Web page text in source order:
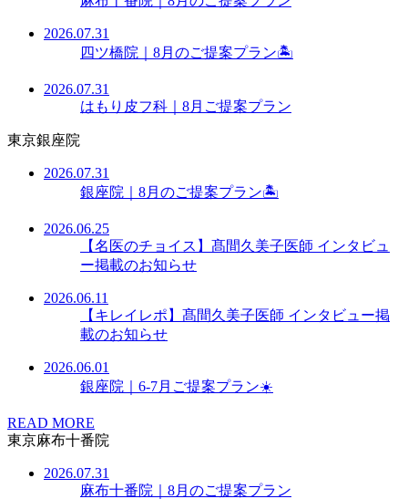
2026.07.31
四ツ橋院｜8月のご提案プラン🏝️
2026.07.31
はもり皮フ科｜8月ご提案プラン
東京銀座院
2026.07.31
銀座院｜8月のご提案プラン🏝️
2026.06.25
【名医のチョイス】髙間久美子医師 インタビュ
ー掲載のお知らせ
2026.06.11
【キレイレポ】髙間久美子医師 インタビュー掲
載のお知らせ
2026.06.01
銀座院｜6-7月ご提案プラン☀️
READ MORE
東京麻布十番院
2026.07.31
麻布十番院｜8月のご提案プラン